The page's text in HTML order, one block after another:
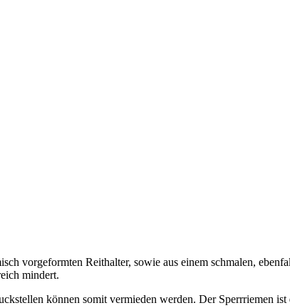
vorgeformten Reithalter, sowie aus einem schmalen,
mindert.
können somit vermieden werden. Der Sperrriemen